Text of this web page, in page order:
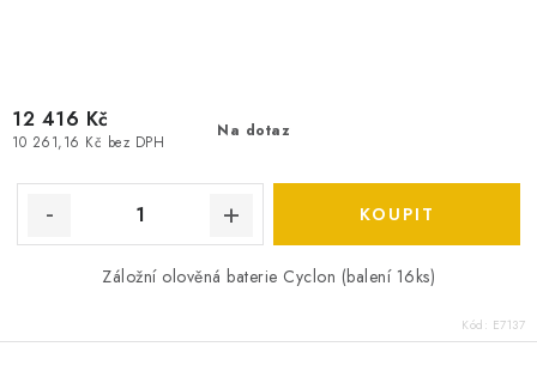
Na dotaz
10 261,16 Kč bez DPH
12 416 Kč
Záložní olověná baterie Cyclon (balení 16ks)
Kód: E7137